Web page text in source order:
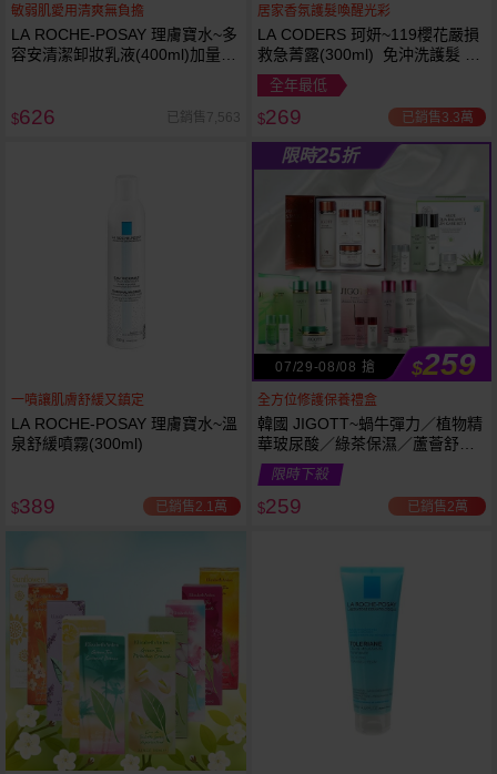
敏弱肌愛用清爽無負擔
LA ROCHE-POSAY 理膚寶水~多
容安清潔卸妝乳液(400ml)加量
$626 已銷售7,563
居家香氛護髮喚醒光彩
LA CODERS 珂妍~119櫻花嚴損
救急菁露(300ml) 免沖洗護髮 蕾
舒法克
全年最低
$269 已銷售3.3萬
一噴讓肌膚舒緩又鎮定
LA ROCHE-POSAY 理膚寶水~溫
泉舒緩噴霧(300ml)
$389 已銷售2.1萬
限時25折
07/29-08/08 搶 $259
全方位修護保養禮盒
韓國 JIGOTT~蝸牛彈力／植物精
華玻尿酸／綠茶保濕／蘆薈舒緩
修復 禮盒(5件組) 款式可選 化妝
水+乳液+面霜
限時下殺
$259 已銷售2萬